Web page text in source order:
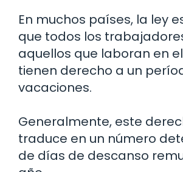
En muchos países, la ley
que todos los
aquellos que laboran en
tienen derecho a un
vacaciones.
Generalmente, este
traduce en un número
de días de descanso